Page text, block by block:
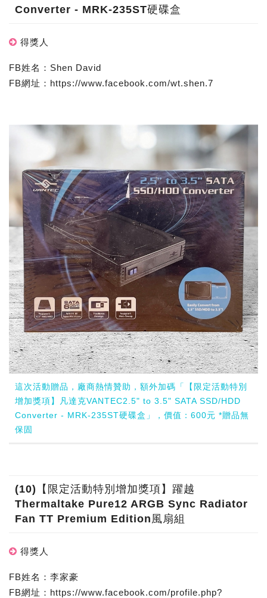
Converter - MRK-235ST硬碟盒
得獎人
FB姓名：Shen David
FB網址：https://www.facebook.com/wt.shen.7
這次活動贈品，廠商熱情贊助，額外加碼「【限定活動特別
增加獎項】凡達克VANTEC2.5" to 3.5" SATA SSD/HDD
Converter - MRK-235ST硬碟盒」，價值：600元 *贈品無
保固
(10)【限定活動特別增加獎項】躍越
Thermaltake Pure12 ARGB Sync Radiator
Fan TT Premium Edition風扇組
得獎人
FB姓名：李家豪
FB網址：https://www.facebook.com/profile.php?